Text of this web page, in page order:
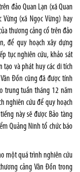
đảo Quan Lạn (xã Quan
(xã Ngọc Vừng) hay
thương cảng cổ trên đảo
để quy hoạch xây dựng
tục nghiên cứu, khảo sát
tạo và phát huy các di tích
Đồn cũng đã được tính
trung tuần tháng 12 năm
nghiên cứu để quy hoạch
này sẽ được Bảo tàng
Quảng Ninh tổ chức báo
một quá trình nghiên cứu
cảng Vân Đồn trong